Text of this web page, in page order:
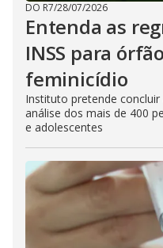
DO R7/28/07/2026
Entenda as
INSS para
feminicídio
Instituto pretende
análise dos mais de 400
e adolescentes